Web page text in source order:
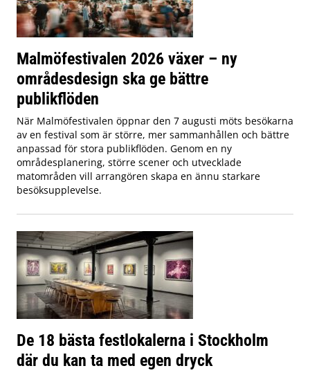
Malmöfestivalen 2026 växer – ny
områdesdesign ska ge bättre
publikflöden
När Malmöfestivalen öppnar den 7 augusti möts besökarna
av en festival som är större, mer sammanhållen och bättre
anpassad för stora publikflöden. Genom en ny
områdesplanering, större scener och utvecklade
matområden vill arrangören skapa en ännu starkare
besöksupplevelse.
De 18 bästa festlokalerna i Stockholm
där du kan ta med egen dryck